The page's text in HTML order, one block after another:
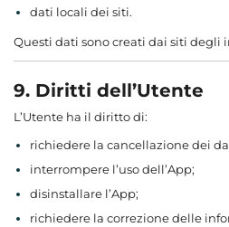
dati locali dei siti.
Questi dati sono creati dai siti degli
9. Diritti dell’Utente
L’Utente ha il diritto di:
richiedere la cancellazione dei
interrompere l’uso dell’App;
disinstallare l’App;
richiedere la correzione delle